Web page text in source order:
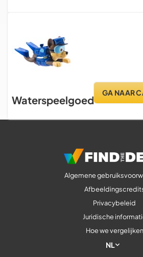
Waterspeelgoed
GA NAAR
Algemene
Privacybeleid
Juridische
Hoe we vergelijken
NL